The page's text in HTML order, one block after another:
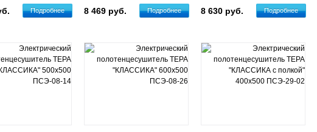
Подробнее 8 469 руб. Подробнее 8 630 руб. Подробнее